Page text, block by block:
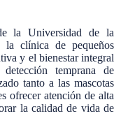
la Universidad de la
la clínica de pequeños
y el bienestar integral
temprana de
tanto a las mascotas
ofrecer atención de alta
la calidad de vida de